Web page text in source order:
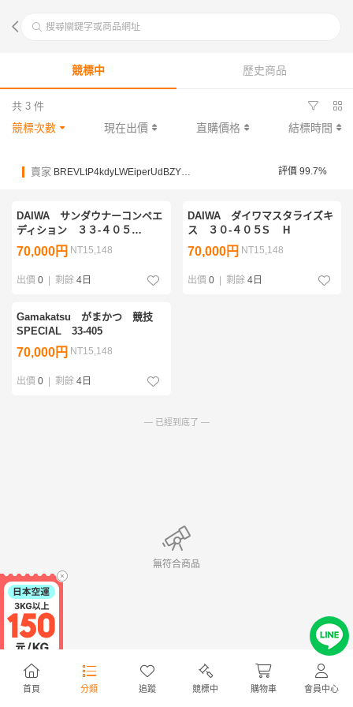
搜尋關鍵字或商品網址
首頁 分類 追蹤 競標中 購物車 會員中心
競標中 歷史商品
共 3 件
競標次數 現在出價 直購價格 結標時間
賣家 BREVLtP4kdyLWEiperUdBZYLae8c 評價 99.7%
DAIWA サンダウナーコンペエ
ディション ３３-４０５
S（05268520）
70,000円 NT15,148
出價 0 | 剩餘 4日
DAIWA ダイワマスタライズキ
ス ３０-４０５S H
70,000円 NT15,148
出價 0 | 剩餘 4日
Gamakatsu がまかつ 競技
SPECIAL 33-405
70,000円 NT15,148
出價 0 | 剩餘 4日
— 已經到底了 —
無符合商品